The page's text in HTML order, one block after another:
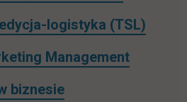
logistyka (TSL)
Management
biznesie